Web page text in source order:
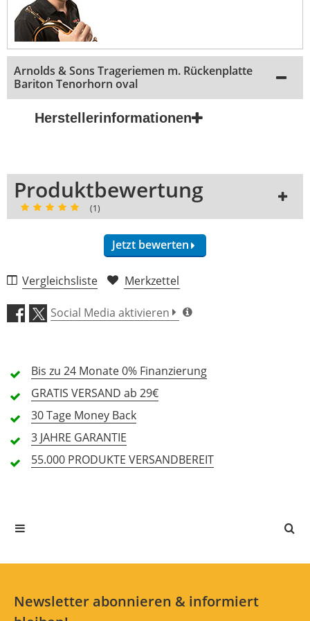
Arnolds & Sons Trageriemen m. Rückenplatte
Bariton Tenorhorn oval
Herstellerinformationen
Produktbewertung
(1)
Jetzt bewerten
Handling (5,0)
Tragekomfort (5,0)
Preis/Leistung (5,0)
1 Rezension
5 Sterne
Vergleichsliste Merkzettel
Social Media aktivieren
Bis zu 24 Monate0% Finanzierung
GRATIS VERSAND ab 29€
30 Tage Money Back
3 JAHRE GARANTIE
55.000 PRODUKTE VERSANDBEREIT
Newsletter abonnieren & informiert